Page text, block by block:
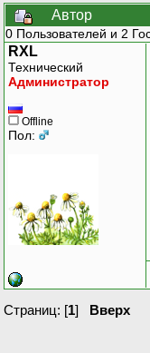
Автор
0 Пользователей и 2
RXL
Технический
Администратор
Offline
Пол:
Страниц: [1] Вверх